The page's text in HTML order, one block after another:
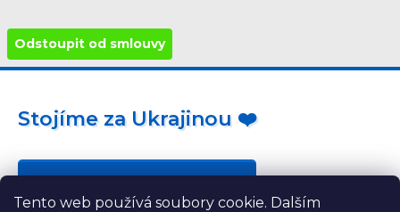
Tento web používá soubory cookie. Dalším
Odstoupit od smlouvy
Stojíme za Ukrajinou ❤️